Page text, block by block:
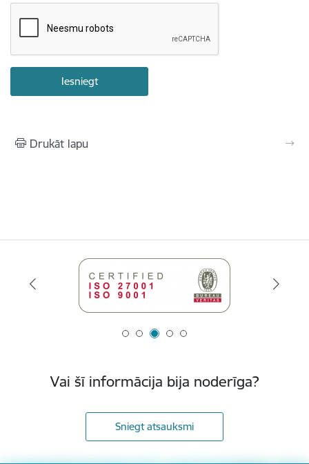
Drukāt lapu
Vai šī informācija bija noderīga?
Sniegt atsauksmi